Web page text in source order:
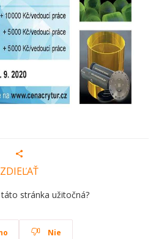
ZDIEĽAŤ
stránka užitočná?
Nie